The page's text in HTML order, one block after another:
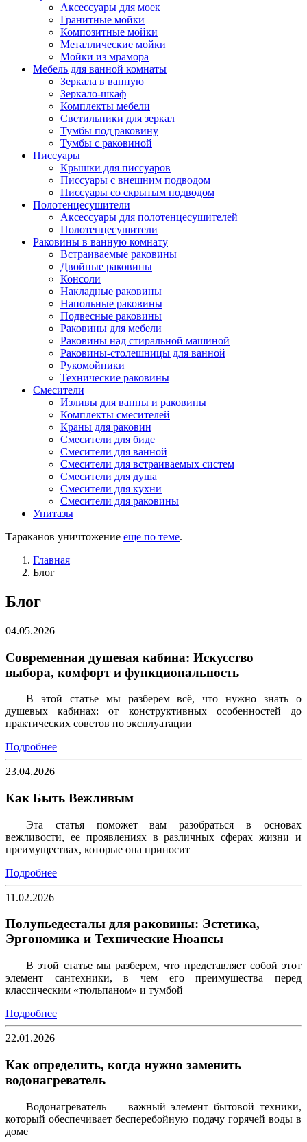
Аксессуары для моек
Гранитные мойки
Композитные мойки
Металлические мойки
Мойки из мрамора
Мебель для ванной комнаты
Зеркала в ванную
Зеркало-шкаф
Комплекты мебели
Светильники для зеркал
Тумбы под раковину
Тумбы с раковиной
Писсуары
Крышки для писсуаров
Писсуары с внешним подводом
Писсуары со скрытым подводом
Полотенцесушители
Аксессуары для полотенцесушителей
Полотенцесушители
Раковины в ванную комнату
Встраиваемые раковины
Двойные раковины
Консоли
Накладные раковины
Напольные раковины
Подвесные раковины
Раковины для мебели
Раковины над стиральной машиной
Раковины-столешницы для ванной
Рукомойники
Технические раковины
Смесители
Изливы для ванны и раковины
Комплекты смесителей
Краны для раковин
Смесители для биде
Смесители для ванной
Смесители для встраиваемых систем
Смесители для душа
Смесители для кухни
Смесители для раковины
Унитазы
Тараканов уничтожение еще по теме.
Главная
Блог
Блог
04.05.2026
Современная душевая кабина: Искусство
выбора, комфорт и функциональность
В этой статье мы разберем всё, что нужно знать о
душевых кабинах: от конструктивных особенностей до
практических советов по эксплуатации
Подробнее
23.04.2026
Как Быть Вежливым
Эта статья поможет вам разобраться в основах
вежливости, ее проявлениях в различных сферах жизни и
преимуществах, которые она приносит
Подробнее
11.02.2026
Полупьедесталы для раковины: Эстетика,
Эргономика и Технические Нюансы
В этой статье мы разберем, что представляет собой этот
элемент сантехники, в чем его преимущества перед
классическим «тюльпаном» и тумбой
Подробнее
22.01.2026
Как определить, когда нужно заменить
водонагреватель
Водонагреватель — важный элемент бытовой техники,
который обеспечивает бесперебойную подачу горячей воды в
доме